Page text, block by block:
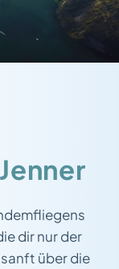
dir nur der
über die